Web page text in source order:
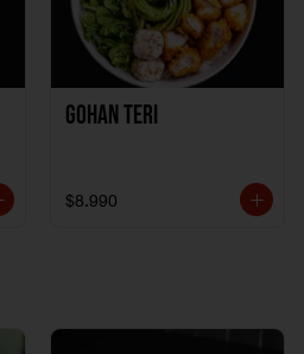
Gohan Teri
$8.990